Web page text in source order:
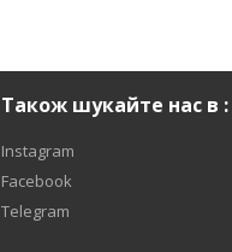
Також шукайте нас в :
Instagram
Facebook
Telegram